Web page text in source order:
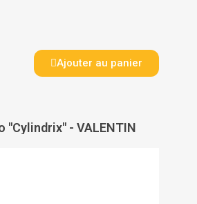
Ajouter au panier
"Cylindrix" - VALENTIN